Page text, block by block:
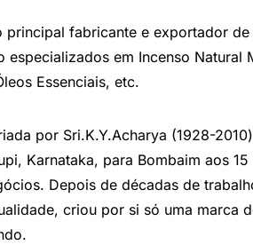
principal fabricante e exportador de
especializados em Incenso Natural
Essenciais, etc.
por Sri.K.Y.Acharya (1928-
Karnataka, para Bombaim aos
Depois de décadas de
criou por si só uma marca